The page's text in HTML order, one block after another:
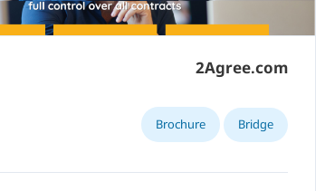
2Agree.com
Bridge
Brochure